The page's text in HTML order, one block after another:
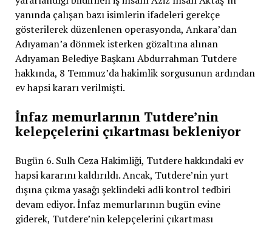
yanında çalışan bazı isimlerin ifadeleri gerekçe
gösterilerek düzenlenen operasyonda, Ankara’dan
Adıyaman’a dönmek isterken gözaltına alınan
Adıyaman Belediye Başkanı Abdurrahman Tutdere
hakkında, 8 Temmuz’da hakimlik sorgusunun ardından
ev hapsi kararı verilmişti.
İnfaz memurlarının Tutdere’nin
kelepçelerini çıkartması bekleniyor
Bugün 6. Sulh Ceza Hakimliği, Tutdere hakkındaki ev
hapsi kararını kaldırıldı. Ancak, Tutdere’nin yurt
dışına çıkma yasağı şeklindeki adli kontrol tedbiri
devam ediyor. İnfaz memurlarının bugün evine
giderek, Tutdere’nin kelepçelerini çıkartması